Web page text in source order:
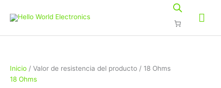
Inicio / Valor de resistencia del producto / 18 Ohms
18 Ohms
Ordenado